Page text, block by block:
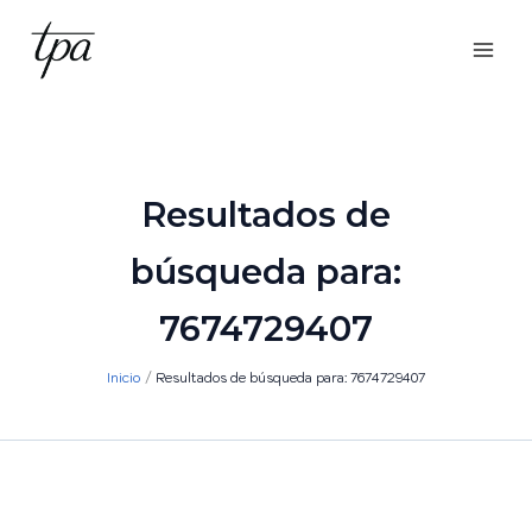
contenido
Resultados de
búsqueda para:
7674729407
Inicio Resultados de búsqueda para: 7674729407